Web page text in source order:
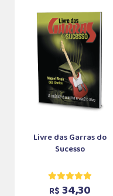
Livre das Garras do
Sucesso
R$ 34,30